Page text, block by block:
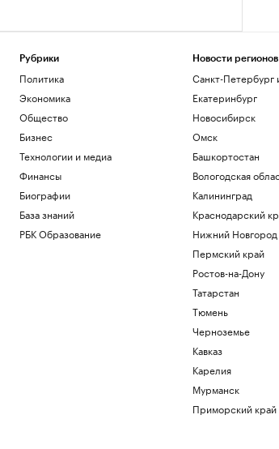
Рубрики
Политика
Экономика
Общество
Бизнес
Технологии и медиа
Финансы
Биографии
База знаний
РБК Образование
Новости регионов
Санкт-Петербург
Екатеринбург
Новосибирск
Омск
Башкортостан
Вологодская
Калининград
Краснодарский
Нижний Новгород
Пермский край
Ростов-на-Дону
Татарстан
Тюмень
Черноземье
Кавказ
Карелия
Мурманск
Приморский край